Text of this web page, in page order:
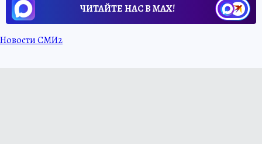
ЧИТАЙТЕ НАС В МАХ!
Новости СМИ2